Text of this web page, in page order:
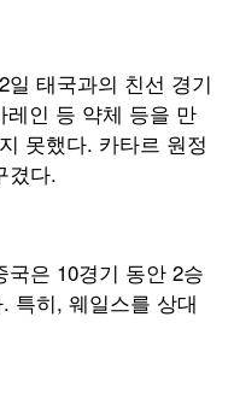
태국과의 친선 경기
인 등 약체 등을 만
못했다. 카타르 원정
겼다.
은 10경기 동안 2승
특히, 웨일스를 상대